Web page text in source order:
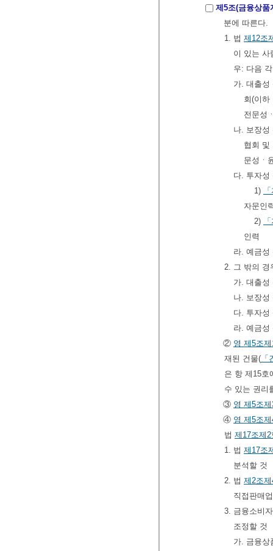
제5조(금융상품
분에 따른다.
1. 법 제12조
이 있는 사
우: 다음
가. 대출
회(이하
전문성
나. 보장
협회 및
문성ㆍ
다. 투자성
1)
자문인
2)
인력
라. 예금성
2. 그 밖의 경
가. 대출성
나. 보장성
다. 투자성
라. 예금성
② 영 제5조
재된 건물(
은 항 제15호
수 있는 권리
③ 영 제5조
④ 영 제5조
법 제17조제2
1. 법 제17조
분석할 것
2. 법 제2조
직접판매
3. 금융소비
조정할 것
가. 금융상